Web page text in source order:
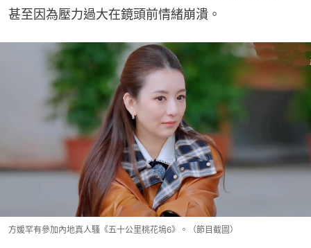
甚至因為壓力過大在鏡頭前情緒崩潰。
方媛罕有參加內地真人騷《五十公里桃花塢6》。（節目截圖）